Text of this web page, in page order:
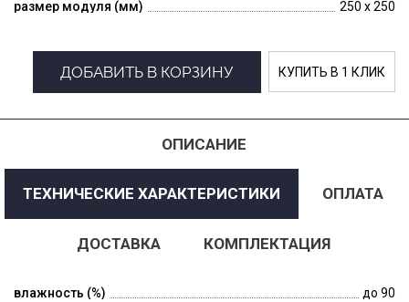
размер модуля (мм)
250 x 250
ДОБАВИТЬ В КОРЗИНУ КУПИТЬ В 1 КЛИК
ОПИСАНИЕ
ТЕХНИЧЕСКИЕ ХАРАКТЕРИСТИКИ ОПЛАТА
ДОСТАВКА КОМПЛЕКТАЦИЯ
влажность (%)
до 90